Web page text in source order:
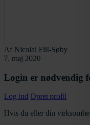
Af Nicolai Fiil-Søby
7. maj 2020
Login er nødvendig
Log ind Opret profil
Hvis du eller din